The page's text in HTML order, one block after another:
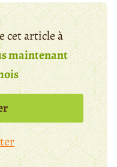
cet article à
maintenant